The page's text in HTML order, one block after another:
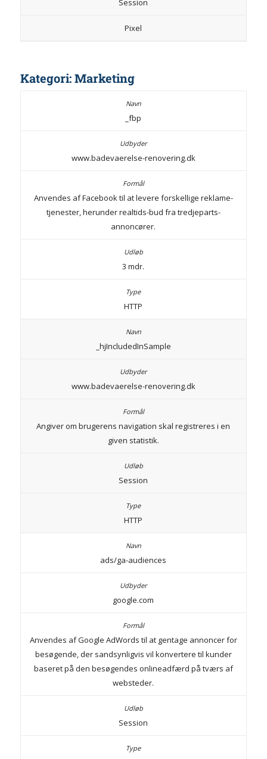
Session
Pixel
Kategori: Marketing
_fbp
www.badevaerelse-renovering.dk
Anvendes af Facebook til at levere forskellige reklame-
tjenester, herunder realtids-bud fra tredjeparts-
annoncører.
3 mdr.
HTTP
_hjIncludedInSample
www.badevaerelse-renovering.dk
Angiver om brugerens navigation skal registreres i en
given statistik.
Session
HTTP
ads/ga-audiences
google.com
Anvendes af Google AdWords til at gentage annoncer for
besøgende, der sandsynligvis vil konvertere til kunder
baseret på den besøgendes onlineadfærd på tværs af
websteder.
Session